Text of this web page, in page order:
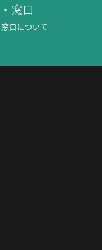
窓口
口について